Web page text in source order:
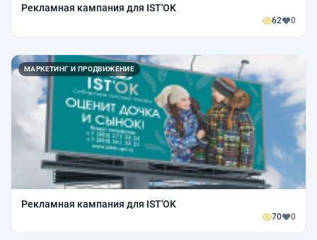
Рекламная кампания для IST'OK
62 0
МАРКЕТИНГ И ПРОДВИЖЕНИЕ
Рекламная кампания для IST'OK
70 0